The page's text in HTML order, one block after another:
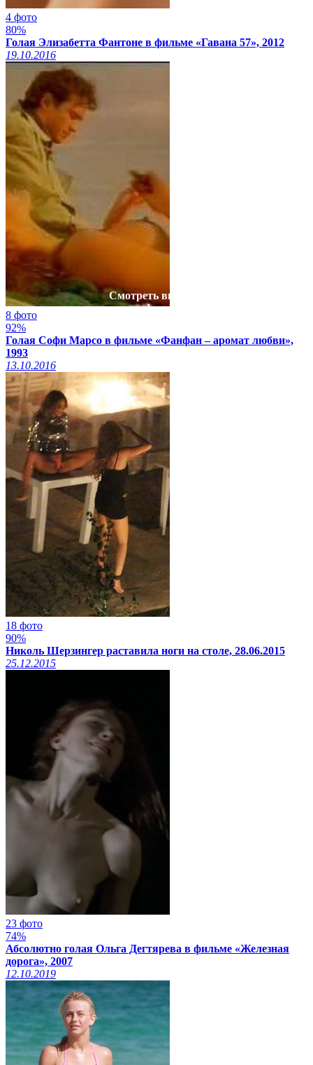
Смотреть видео на
xcadr.online
4 фото
80%
Голая Элизабетта Фантоне в фильме «Гавана 57», 2012
19.10.2016
8 фото
92%
Голая Софи Марсо в фильме «Фанфан – аромат любви»,
1993
13.10.2016
18 фото
90%
Николь Шерзингер раставила ноги на столе, 28.06.2015
25.12.2015
23 фото
74%
Абсолютно голая Ольга Дегтярева в фильме «Железная
дорога», 2007
12.10.2019